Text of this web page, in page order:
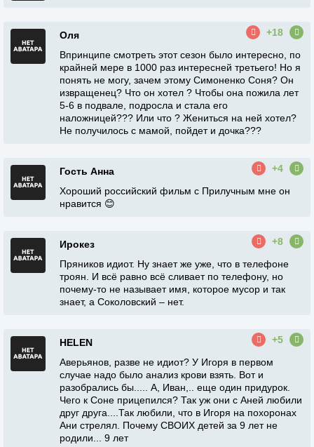
Оля
+18
Впринципе смотреть этот сезон было интересно, по
крайней мере в 1000 раз интересней третьего! Но я
понять не могу, зачем этому Симоненко Соня? Он
извращенец? Что он хотел ? Чтобы она пожила лет
5-6 в подвале, подросла и стала его
наложницей??? Или что ? Жениться на ней хотел?
Не получилось с мамой, пойдет и дочка???
Гость Анна
+4
Хороший российский фильм с Прилучным мне он
нравится 😊
Ирокез
+8
Пряников идиот. Ну знает же уже, что в телефоне
троян. И всё равно всё сливает по телефону, но
почему-то не называет имя, которое мусор и так
знает, а Соколовский – нет.
HELEN
+5
Аверьянов, разве не идиот? У Игоря в первом
случае надо было анализ крови взять. Вот и
разобрались бы..... А, Иван,.. еще один придурок.
Чего к Соне прицепился? Так уж они с Аней любили
друг друга....Так любили, что в Игоря на похоронах
Ани стрелял. Почему СВОИХ детей за 9 лет не
родили... 9 лет